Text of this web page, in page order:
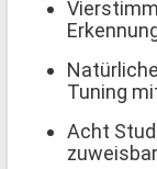
Tuning
Acht